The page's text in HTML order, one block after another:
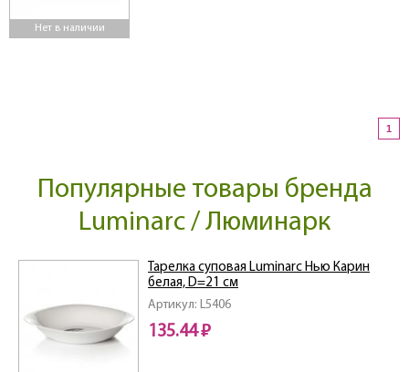
Нет в наличии
1
Популярные товары бренда
Luminarc / Люминарк
Артикул: L5406
Тарелка суповая Luminarc Нью Карин
белая, D=21 см
135.44 ₽